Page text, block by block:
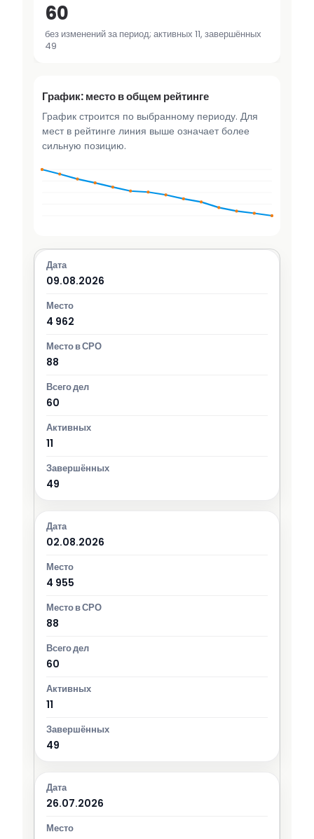
60
без изменений за период; активных 11, завершённых
49
График: место в общем рейтинге
График строится по выбранному периоду. Для
мест в рейтинге линия выше означает более
сильную позицию.
09.08.2026
4 962
88
60
11
49
02.08.2026
4 955
88
60
11
49
26.07.2026